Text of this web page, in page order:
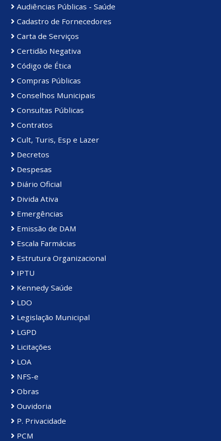
Audiências Públicas - Saúde
Cadastro de Fornecedores
Carta de Serviços
Certidão Negativa
Código de Ética
Compras Públicas
Conselhos Municipais
Consultas Públicas
Contratos
Cult, Turis, Esp e Lazer
Decretos
Despesas
Diário Oficial
Divida Ativa
Emergências
Emissão de DAM
Escala Farmácias
Estrutura Organizacional
IPTU
Kennedy Saúde
LDO
Legislação Municipal
LGPD
Licitações
LOA
NFS-e
Obras
Ouvidoria
P. Privacidade
PCM